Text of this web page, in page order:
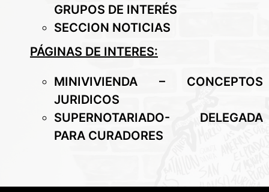
GRUPOS DE INTERÉS
SECCION NOTICIAS
PÁGINAS DE INTERES:
MINIVIVIENDA – CONCEPTOS
JURIDICOS
SUPERNOTARIADO- DELEGADA
PARA CURADORES